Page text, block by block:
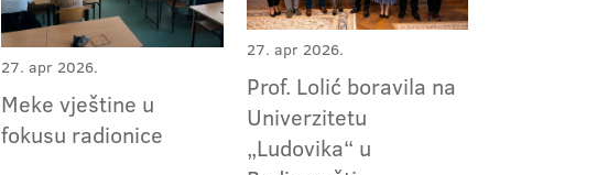
27. apr 2026.
Meke vještine u
fokusu radionice
27. apr 2026.
Prof. Lolić boravila na
Univerzitetu
„Ludovika“ u